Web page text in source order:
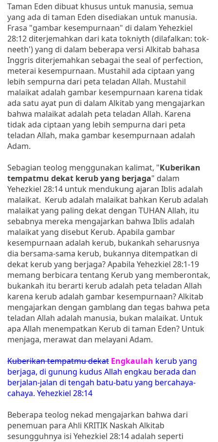
Taman Eden dibuat khusus untuk manusia, semua
yang ada di taman Eden disediakan untuk manusia.
Frasa "gambar kesempurnaan" di dalam Yehezkiel
28:12 diterjemahkan dari kata tokniyth (dilafalkan: tok-
neeth') yang di dalam beberapa versi Alkitab bahasa
Inggris diterjemahkan sebagai the seal of perfection,
meterai kesempurnaan. Mustahil ada ciptaan yang
lebih sempurna dari peta teladan Allah. Mustahil
malaikat adalah gambar kesempurnaan karena tidak
ada satu ayat pun di dalam Alkitab yang mengajarkan
bahwa malaikat adalah peta teladan Allah. Karena
tidak ada ciptaan yang lebih sempurna dari peta
teladan Allah, maka gambar kesempurnaan adalah
Adam.
Sebagian teolog menggunakan kalimat, "Kuberikan
tempatmu dekat kerub yang berjaga" dalam
Yehezkiel 28:14 untuk mendukung ajaran Iblis adalah
malaikat. Kerub adalah malaikat bahkan Kerub adalah
malaikat yang paling dekat dengan TUHAN Allah, itu
sebabnya mereka mengajarkan bahwa Iblis adalah
malaikat yang disebut Kerub. Apabila gambar
kesempurnaan adalah kerub, bukankah seharusnya
dia bersama-sama kerub, bukannya ditempatkan di
dekat kerub yang berjaga? Apabila Yehezkiel 28:1-19
memang berbicara tentang Kerub yang memberontak,
bukankah itu berarti kerub adalah peta teladan Allah
karena kerub adalah gambar kesempurnaan? Alkitab
mengajarkan dengan gamblang dan tegas bahwa peta
teladan Allah adalah manusia, bukan malaikat. Untuk
apa Allah menempatkan Kerub di taman Eden? Untuk
menjaga, merawat dan melayani Adam.
Kuberikan tempatmu dekat Engkaulah kerub yang
berjaga, di gunung kudus Allah engkau berada dan
berjalan-jalan di tengah batu-batu yang bercahaya-
cahaya. Yehezkiel 28:14
Beberapa teolog nekad mengajarkan bahwa dari
penemuan para Ahli KRITIK Naskah Alkitab
sesungguhnya isi Yehezkiel 28:14 adalah seperti